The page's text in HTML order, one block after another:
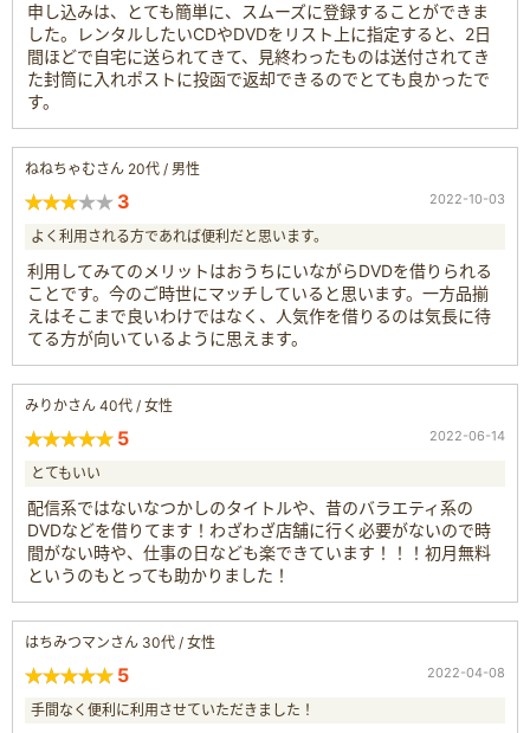
申し込みは、とても簡単に、スムーズに登録することができま
した。レンタルしたいCDやDVDをリスト上に指定すると、2日
間ほどで自宅に送られてきて、見終わったものは送付されてき
た封筒に入れポストに投函で返却できるのでとても良かったで
す。
ねねちゃむさん 20代 / 男性
3 2022-10-03
よく利用される方であれば便利だと思います。
利用してみてのメリットはおうちにいながらDVDを借りられる
ことです。今のご時世にマッチしていると思います。一方品揃
えはそこまで良いわけではなく、人気作を借りるのは気長に待
てる方が向いているように思えます。
みりかさん 40代 / 女性
5 2022-06-14
とてもいい
配信系ではないなつかしのタイトルや、昔のバラエティ系の
DVDなどを借りてます！わざわざ店舗に行く必要がないので時
間がない時や、仕事の日なども楽できています！！！初月無料
というのもとっても助かりました！
はちみつマンさん 30代 / 女性
5 2022-04-08
手間なく便利に利用させていただきました！